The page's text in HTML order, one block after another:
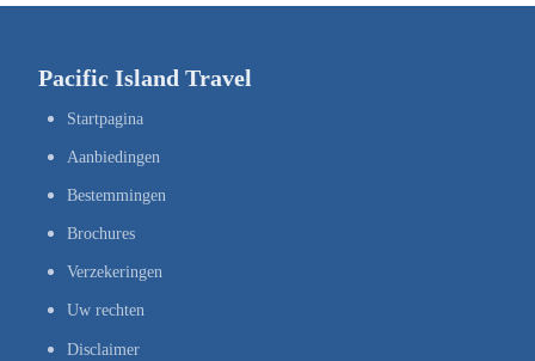
Pacific Island Travel
Startpagina
Aanbiedingen
Bestemmingen
Brochures
Verzekeringen
Uw rechten
Disclaimer